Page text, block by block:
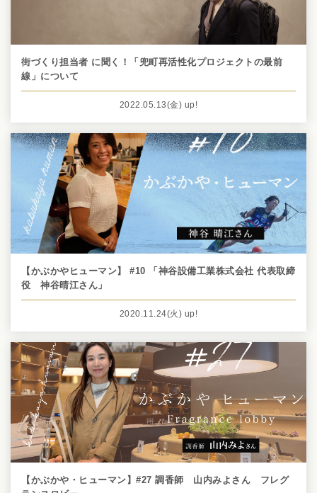
街づくり担当者 に聞く！「兜町再活性化プロジェクトの最前
線」について
2022.05.13(金) up!
【かぶかやヒューマン】 #10 「神谷設備工業株式会社 代表取締
役 神谷晴江さん」
2020.11.24(火) up!
【かぶかや・ヒューマン】#27 調香師 山内みよさん フレグ